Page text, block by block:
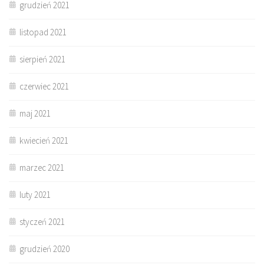
grudzień 2021
listopad 2021
sierpień 2021
czerwiec 2021
maj 2021
kwiecień 2021
marzec 2021
luty 2021
styczeń 2021
grudzień 2020